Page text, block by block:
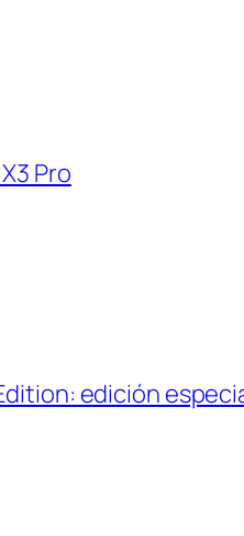
Pro
edición